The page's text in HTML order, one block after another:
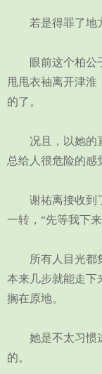
若是得罪了地方
眼前这个柏公子
甩甩衣袖离开津淮
的了。
况且，以她的直
总给人很危险的感
谢祐离接收到了
一转，“先等我下
所有人目光都集
本来几步就能走下
搁在原地。
她是不太习惯这
的。